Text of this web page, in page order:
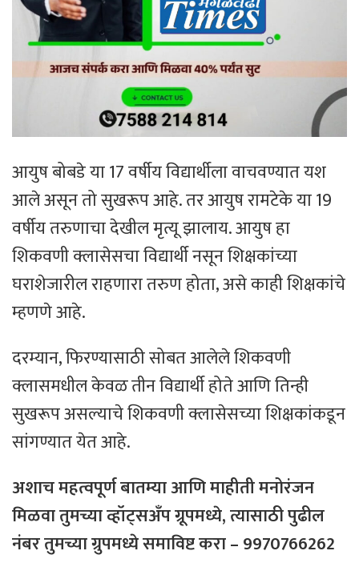
आयुष बोबडे या 17 वर्षीय विद्यार्थीला वाचवण्यात यश
आले असून तो सुखरूप आहे. तर आयुष रामटेके या 19
वर्षीय तरुणाचा देखील मृत्यू झालाय. आयुष हा
शिकवणी क्लासेसचा विद्यार्थी नसून शिक्षकांच्या
घराशेजारील राहणारा तरुण होता, असे काही शिक्षकांचे
म्हणणे आहे.
दरम्यान, फिरण्यासाठी सोबत आलेले शिकवणी
क्लासमधील केवळ तीन विद्यार्थी होते आणि तिन्ही
सुखरूप असल्याचे शिकवणी क्लासेसच्या शिक्षकांकडून
सांगण्यात येत आहे.
अशाच महत्वपूर्ण बातम्या आणि माहीती मनोरंजन
मिळवा तुमच्या व्हॉट्सअँप ग्रूपमध्ये, त्यासाठीपुढील
नंबरतुमच्याग्रुपमध्येसमाविष्टकरा – 9970766262